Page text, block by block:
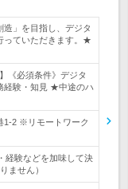
造」を目指し、デジタ
っていただきます。★
《必須条件》デジタ
経験・知見 ★中途のハ
1-2 ※リモートワーク
経験などを加味して決
ません）